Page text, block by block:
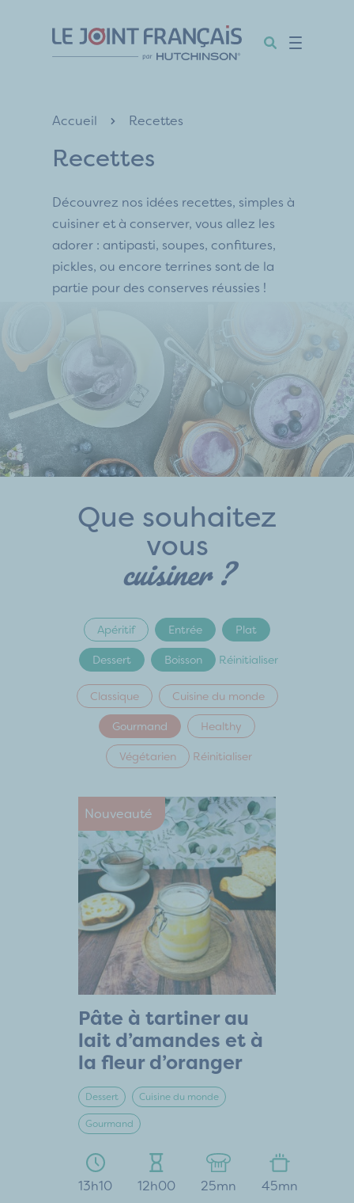
Accueil Recettes
Recettes
Découvrez nos idées recettes, simples à
cuisiner et à conserver, vous allez les
adorer : antipasti, soupes, confitures,
pickles, ou encore terrines sont de la
partie pour des conserves réussies !
Que souhaitez
vous
cuisiner ?
Apéritif Entrée Plat
Dessert Boisson Réinitialiser
Classique Cuisine du monde
Gourmand Healthy
Végétarien Réinitialiser
Nouveauté
Pâte à tartiner au
lait d’amandes et à
la fleur d’oranger
Dessert Cuisine du monde
Gourmand
13h10 12h00 25mn 45mn